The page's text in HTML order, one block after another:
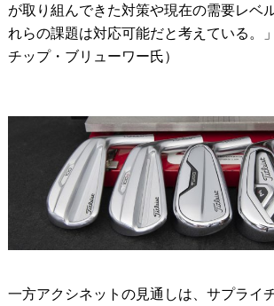
が取り組んできた対策や現在の需要レベ
れらの課題は対応可能だと考えている。
チップ・ブリューワー氏）
一方アクシネットの見通しは、サプライ